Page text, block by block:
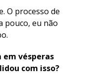
O processo de
pouco, eu não
em vésperas
com isso?